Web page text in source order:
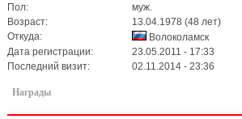
Пол:
муж.
Возраст:
13.04.1978 (48 лет)
Откуда:
Волоколамск
Дата регистрации:
23.05.2011 - 17:33
Последний визит:
02.11.2014 - 23:36
Награды